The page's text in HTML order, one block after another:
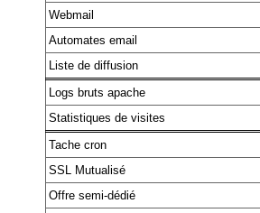
Webmail
Automates email
Liste de diffusion
Logs bruts apache
Statistiques de visites
Tache cron
SSL Mutualisé
Offre semi-dédié